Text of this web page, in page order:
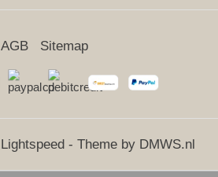
Lightspeed - Theme by DMWS.nl
AGB Sitemap